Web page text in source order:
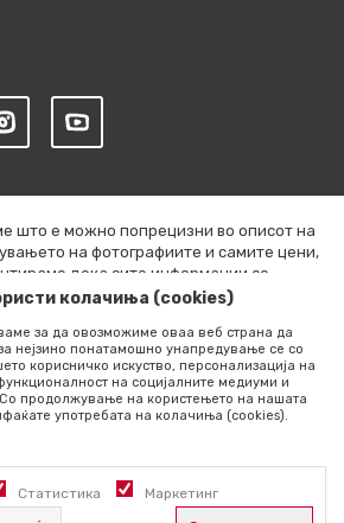
што е можно попрецизни во описот на
на фотографиите и самите цени,
дека сите информации се
Сите артикли прикажани на сајтот се
на производите можете да ја
+389 76 444 490
одNB SOFT. Сите права
колачиња (cookies)
за да овозможиме оваа веб страна да
нејзино понатамошно унапредување се со
корисничко искуство, персонализација на
на социјалните медиуми и
Со продолжување на користењето на нашата
употребата на колачиња (cookies).
Статистика Маркетинг